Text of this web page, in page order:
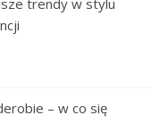
trendy w stylu
– w co się